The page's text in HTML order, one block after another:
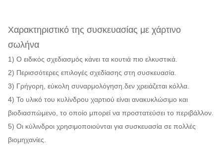
Χαρακτηριστικό της συσκευασίας με χάρτινο
σωλήνα
1) Ο ειδικός σχεδιασμός κάνει τα κουτιά πιο ελκυστικά.
2) Περισσότερες επιλογές σχεδίασης στη συσκευασία.
3) Γρήγορη, εύκολη συναρμολόγηση.δεν χρειάζεται κόλλα.
4) Το υλικό του κυλίνδρου χαρτιού είναι ανακυκλώσιμο και
βιοδιασπώμενο, το οποίο μπορεί να προστατεύσει το περιβάλλον.
5) Οι κύλινδροι χρησιμοποιούνται για συσκευασία σε πολλές
βιομηχανίες.